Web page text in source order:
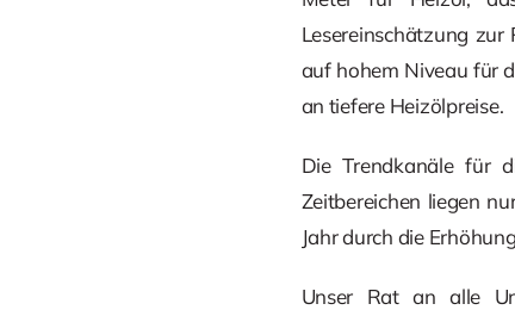
Lesereinschätzung
auf hohem Niveau für
an tiefere Heizölpreise.
Die Trendkanäle für
Zeitbereichen liegen
Jahr durch die
Unser Rat an alle